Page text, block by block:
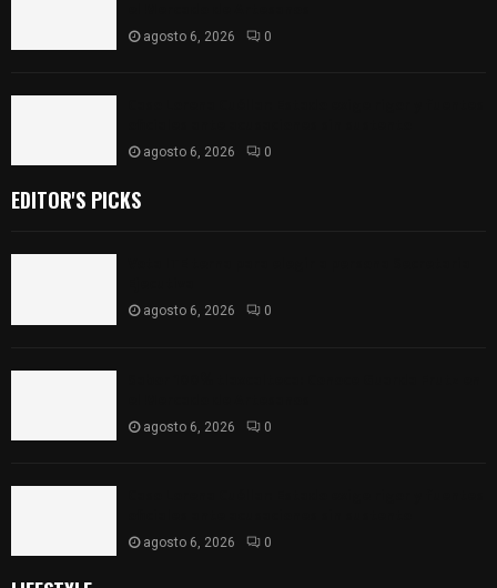
agosto 6, 2026 0
agosto 6, 2026 0
EDITOR'S PICKS
agosto 6, 2026 0
agosto 6, 2026 0
agosto 6, 2026 0